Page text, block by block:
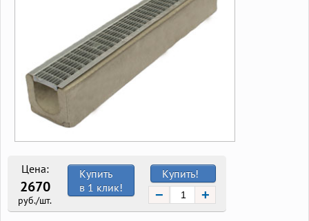
Цена:
2670
руб./шт.
Купить!
− +
Купить
в 1 клик!